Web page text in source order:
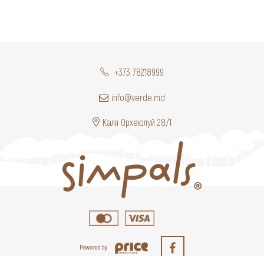
+373 78218999
info@verde.md
Каля Орхеюлуй 28/1